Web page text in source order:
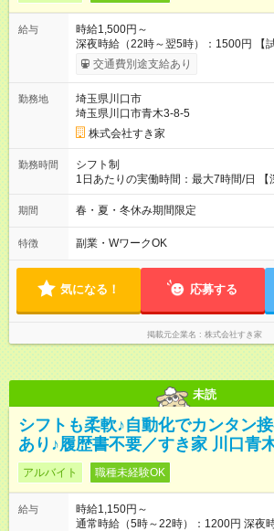
給与
時給1,500円～
深夜時給（22時～翌5時）：1500円 【試用期間】試用期間あり
試用期間の長さ：1ヶ月 雇用形態、給与
試用期間の実態は30日（※条件変更な
同時給）
交通費別途支給あり
勤務地
埼玉県川口市
埼玉県川口市青木3-8-5
株式会社すき家
勤務時間
シフト制
1日あたりの実働時間：最大7時間/日
週2日～・1日2h～OK◎ ※22:00から翌
のみ勤務可能です（18歳未満の深夜業務禁止
す。 必ず、2名以上での勤務を行います
す。
期間 春・夏・冬休み期間限定
特徴 副業・WワークOK
気になる！ 応募する
掲載元企業名 株式会社すき家
未読
シフトも柔軟♪自動化でカンタン
あり♪履歴書不要／すき家 川口青
アルバイト 職種未経験OK
給与
時給1,150円～
通常時給（5時～22時）：1200円 深夜